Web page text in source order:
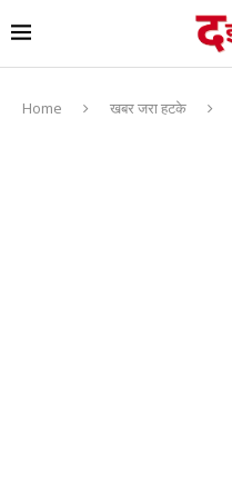
Home खबर जरा हटके